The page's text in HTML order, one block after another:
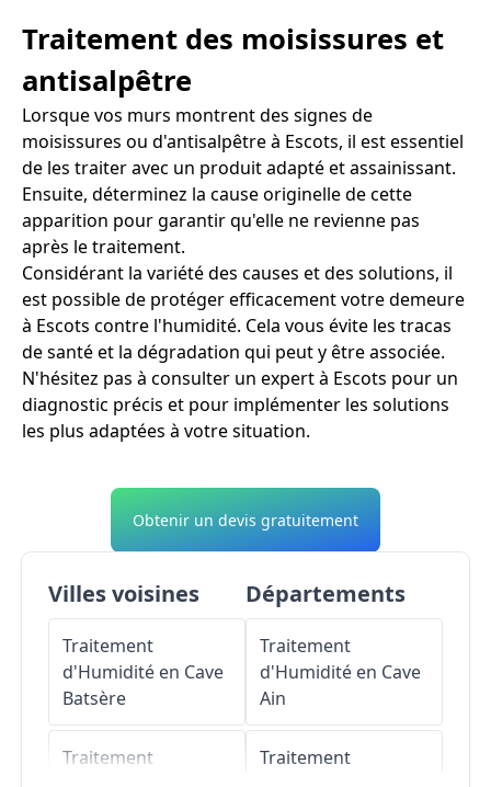
Traitement des moisissures et
antisalpêtre
Lorsque vos murs montrent des signes de
moisissures ou d'antisalpêtre à Escots, il est essentiel
de les traiter avec un produit adapté et assainissant.
Ensuite, déterminez la cause originelle de cette
apparition pour garantir qu'elle ne revienne pas
après le traitement.
Considérant la variété des causes et des solutions, il
est possible de protéger efficacement votre demeure
à Escots contre l'humidité. Cela vous évite les tracas
de santé et la dégradation qui peut y être associée.
N'hésitez pas à consulter un expert à Escots pour un
diagnostic précis et pour implémenter les solutions
les plus adaptées à votre situation.
Obtenir un devis gratuitement
Villes voisines
Traitement
d'Humidité en Cave
Batsère
Traitement
Départements
Traitement
d'Humidité en Cave
Ain
Traitement